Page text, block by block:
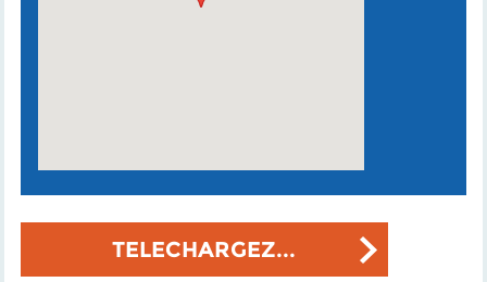
TELECHARGEZ...